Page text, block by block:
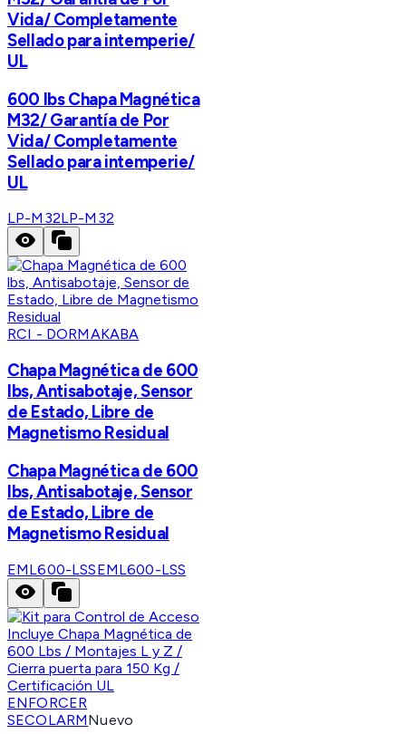
Vida/ Completamente
Sellado para intemperie/
UL
600 lbs Chapa Magnética
M32/ Garantía de Por
Vida/ Completamente
Sellado para intemperie/
UL
LP-M32LP-M32
RCI - DORMAKABA
Chapa Magnética de 600
lbs, Antisabotaje, Sensor
de Estado, Libre de
Magnetismo Residual
Chapa Magnética de 600
lbs, Antisabotaje, Sensor
de Estado, Libre de
Magnetismo Residual
EML600-LSSEML600-LSS
ENFORCER
SECOLARMNuevo